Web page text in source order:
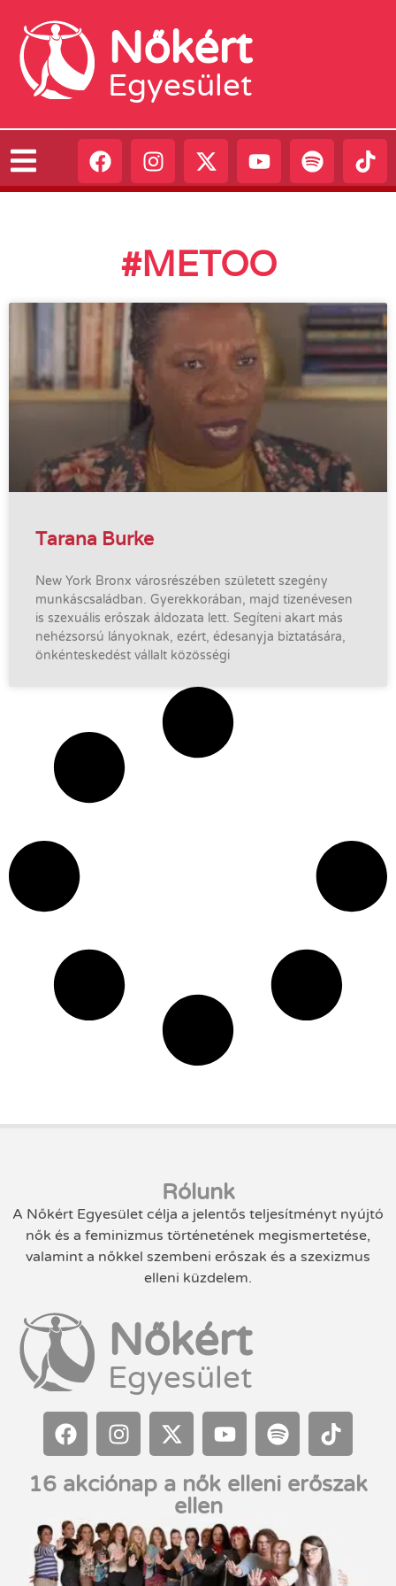
Nőkért
Egyesület
#METOO
Tarana Burke
New York Bronx városrészében született szegény
munkáscsaládban. Gyerekkorában, majd tizenévesen
is szexuális erőszak áldozata lett. Segíteni akart más
nehézsorsú lányoknak, ezért, édesanyja biztatására,
önkénteskedést vállalt közösségi
Rólunk
A Nőkért Egyesület célja a jelentős teljesítményt nyújtó
nők és a feminizmus történetének megismertetése,
valamint a nőkkel szembeni erőszak és a szexizmus
elleni küzdelem.
Nőkért
Egyesület
16 akciónap a nők elleni erőszak
ellen